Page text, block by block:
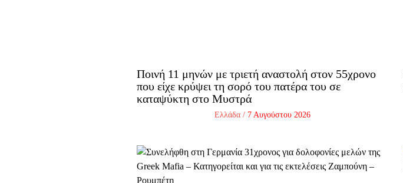
Ποινή 11 μηνών με τριετή αναστολή στον 55χρονο
που είχε κρύψει τη σορό του πατέρα του σε
καταψύκτη στο Μυστρά
Ελλάδα / 7 Αυγούστου 2026